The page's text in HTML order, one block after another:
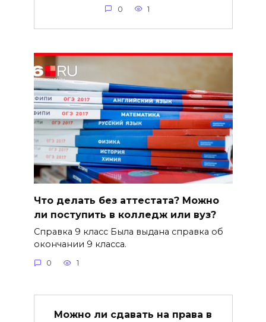
0 1
Что делать без аттестата? Можно
ли поступить в колледж или вуз?
Справка 9 класс Была выдана справка об
окончании 9 класса.
0 1
Можно ли сдавать на права в